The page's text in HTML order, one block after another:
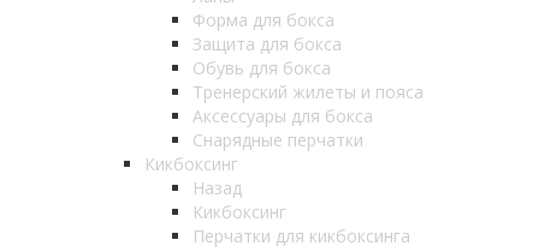
Форма для бокса
Защита для бокса
Обувь для бокса
Тренерский жилеты и пояса
Аксессуары для бокса
Снарядные перчатки
Кикбоксинг
Назад
Кикбоксинг
Перчатки для кикбоксинга